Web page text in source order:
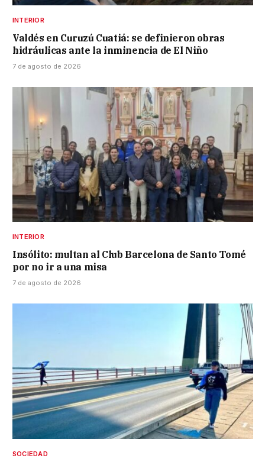
INTERIOR
Valdés en Curuzú Cuatiá: se definieron obras
hidráulicas ante la inminencia de El Niño
7 de agosto de 2026
INTERIOR
Insólito: multan al Club Barcelona de Santo Tomé
por no ir a una misa
7 de agosto de 2026
SOCIEDAD